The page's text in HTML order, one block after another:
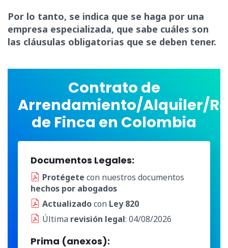
Por lo tanto, se indica que se haga por una
empresa especializada, que sabe cuáles son
las cláusulas obligatorias que se deben tener.
Contrato de
Arrendamiento/Alquiler/
de Finca en Colombia
Documentos Legales:
Protégete con nuestros documentos
hechos por abogados
Actualizadocon Ley 820
Última revisión legal: 04/08/2026
Prima (anexos):